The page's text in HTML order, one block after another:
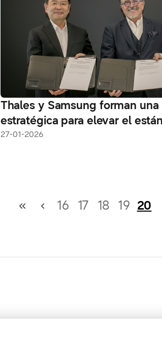
Thales y Samsung forman una
estratégica para elevar el
la seguridad móvil y la
27-01-2026
16 17 18 19 20